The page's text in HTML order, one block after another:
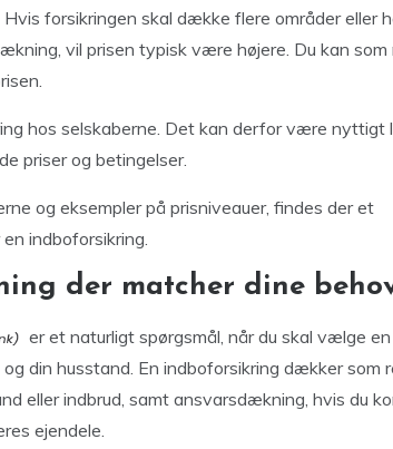
forsikringen skal dække flere områder eller
vil prisen typisk være højere. Du kan som
hos selskaberne. Det kan derfor være nyttigt
priser og betingelser.
og eksempler på prisniveauer, findes der et
indboforsikring.
der matcher dine
er et naturligt spørgsmål, når du skal vælge en
din husstand. En indboforsikring dækker som
eller indbrud, samt ansvarsdækning, hvis du
ejendele.